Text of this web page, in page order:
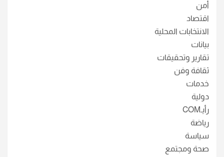
أمن
اقتصاد
الانتخابات المحلية
بيانات
تقارير وتحقيقات
ثقافة وفن
خدمات
دولية
رأيـCOM
رياضة
سياسة
صحة ومجتمع